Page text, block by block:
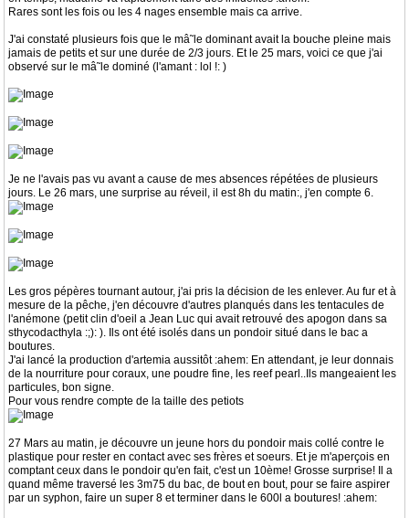
Rares sont les fois ou les 4 nages ensemble mais ca arrive.
J'ai constaté plusieurs fois que le mâ˜le dominant avait la bouche pleine mais
jamais de petits et sur une durée de 2/3 jours. Et le 25 mars, voici ce que j'ai
observé sur le mâ˜le dominé (l'amant : lol !: )
Je ne l'avais pas vu avant a cause de mes absences répétées de plusieurs
jours. Le 26 mars, une surprise au réveil, il est 8h du matin:, j'en compte 6.
Les gros pépères tournant autour, j'ai pris la décision de les enlever. Au fur et à
mesure de la pêche, j'en découvre d'autres planqués dans les tentacules de
l'anémone (petit clin d'oeil a Jean Luc qui avait retrouvé des apogon dans sa
sthycodacthyla :;): ). Ils ont été isolés dans un pondoir situé dans le bac a
boutures.
J'ai lancé la production d'artemia aussitôt :ahem: En attendant, je leur donnais
de la nourriture pour coraux, une poudre fine, les reef pearl..Ils mangeaient les
particules, bon signe.
Pour vous rendre compte de la taille des petiots
27 Mars au matin, je découvre un jeune hors du pondoir mais collé contre le
plastique pour rester en contact avec ses frères et soeurs. Et je m'aperçois en
comptant ceux dans le pondoir qu'en fait, c'est un 10ème! Grosse surprise! Il a
quand même traversé les 3m75 du bac, de bout en bout, pour se faire aspirer
par un syphon, faire un super 8 et terminer dans le 600l a boutures! :ahem: